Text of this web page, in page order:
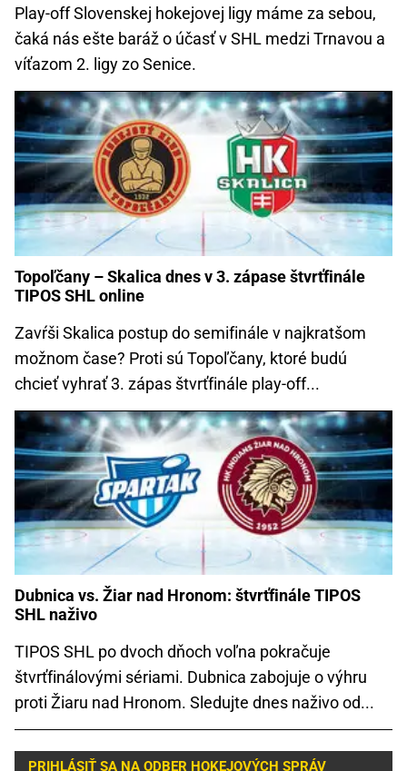
Play-off Slovenskej hokejovej ligy máme za sebou,
čaká nás ešte baráž o účasť v SHL medzi Trnavou a
víťazom 2. ligy zo Senice.
Topoľčany – Skalica dnes v 3. zápase štvrťfinále
TIPOS SHL online
Zavŕši Skalica postup do semifinále v najkratšom
možnom čase? Proti sú Topoľčany, ktoré budú
chcieť vyhrať 3. zápas štvrťfinále play-off...
Dubnica vs. Žiar nad Hronom: štvrťfinále TIPOS
SHL naživo
TIPOS SHL po dvoch dňoch voľna pokračuje
štvrťfinálovými sériami. Dubnica zabojuje o výhru
proti Žiaru nad Hronom. Sledujte dnes naživo od...
PRIHLÁSIŤ SA NA ODBER HOKEJOVÝCH SPRÁV